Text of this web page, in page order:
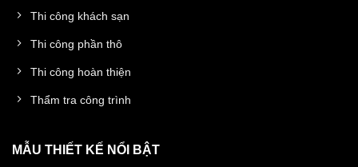
Thi công khách sạn
Thi công phần thô
Thi công hoàn thiện
Thẩm tra công trình
MẪU THIẾT KẾ NỔI BẬT